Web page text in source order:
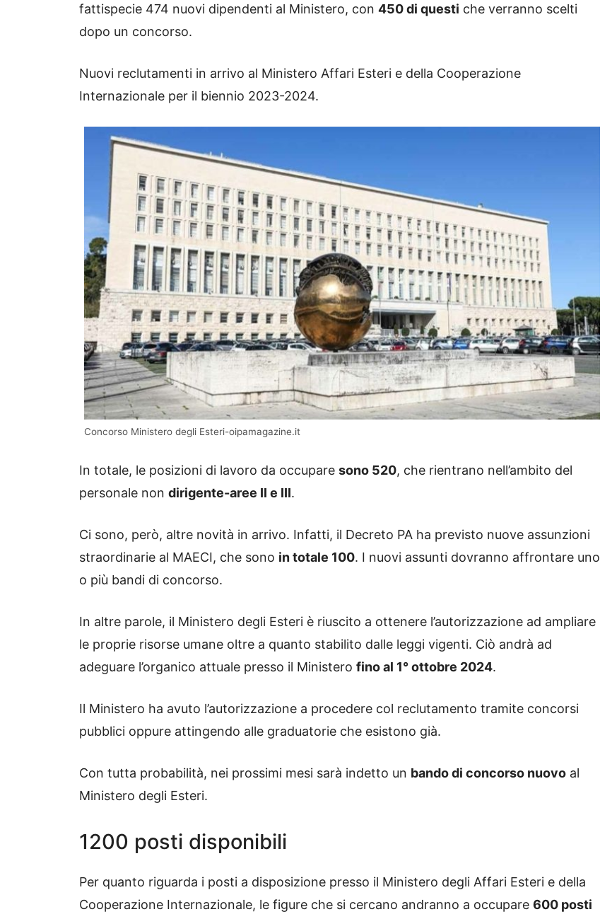
fattispecie 474 nuovi dipendenti al Ministero, con 450 di questi che verranno scelti
dopo un concorso.
Nuovi reclutamenti in arrivo al Ministero Affari Esteri e della Cooperazione
Internazionale per il biennio 2023-2024.
Concorso Ministero degli Esteri-oipamagazine.it
In totale, le posizioni di lavoro da occupare sono 520, che rientrano nell’ambito del
personale non dirigente-aree II e III.
Ci sono, però, altre novità in arrivo. Infatti, il Decreto PA ha previsto nuove assunzioni
straordinarie al MAECI, che sono in totale 100. I nuovi assunti dovranno affrontare uno
o più bandi di concorso.
In altre parole, il Ministero degli Esteri è riuscito a ottenere l’autorizzazione ad ampliare
le proprie risorse umane oltre a quanto stabilito dalle leggi vigenti. Ciò andrà ad
adeguare l’organico attuale presso il Ministero fino al 1° ottobre 2024.
Il Ministero ha avuto l’autorizzazione a procedere col reclutamento tramite concorsi
pubblici oppure attingendo alle graduatorie che esistono già.
Con tutta probabilità, nei prossimi mesi sarà indetto un bando di concorso nuovo al
Ministero degli Esteri.
1200 posti disponibili
Per quanto riguarda i posti a disposizione presso il Ministero degli Affari Esteri e della
Cooperazione Internazionale, le figure che si cercano andranno a occupare 600 posti